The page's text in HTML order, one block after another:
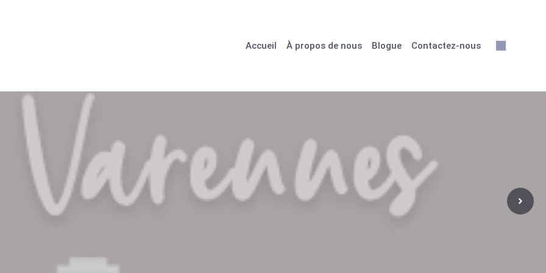
Accueil À propos de nous Blogue Contactez-nous